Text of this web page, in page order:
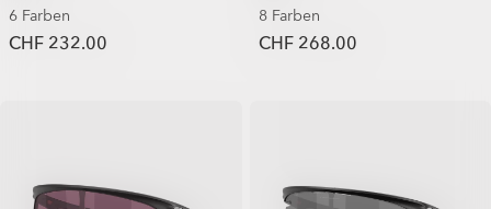
6 Farben
CHF 232.00
8 Farben
CHF 268.00